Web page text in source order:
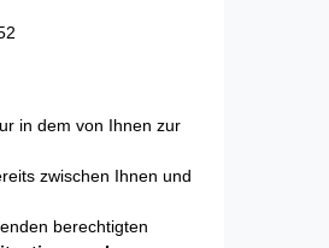
in dem von Ihnen zur
zwischen Ihnen und
berechtigten